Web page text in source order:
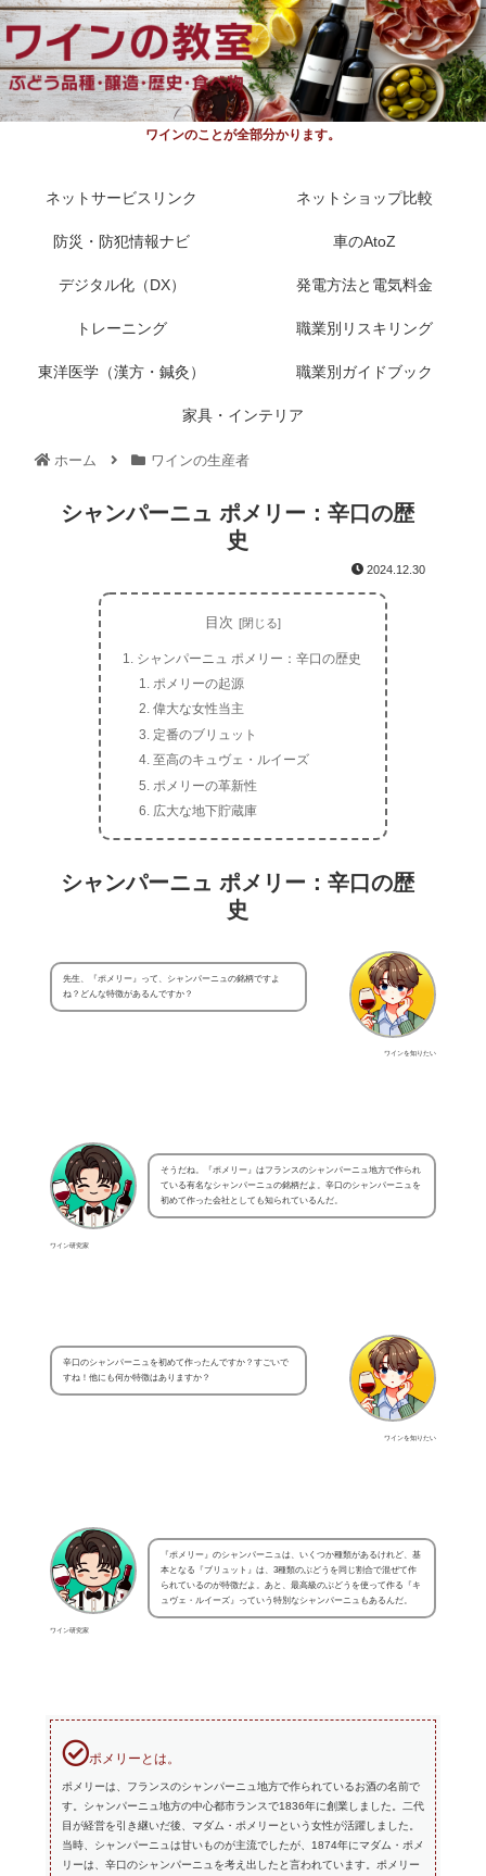
ワインのことが全部分かります。
ネットサービスリンク ネットショップ比較
防災・防犯情報ナビ 車のAtoZ
デジタル化（DX） 発電方法と電気料金
トレーニング 職業別リスキリング
東洋医学（漢方・鍼灸） 職業別ガイドブック
家具・インテリア
ホーム ワインの生産者
シャンパーニュ ポメリー：辛口の歴
史
2024.12.30
目次
シャンパーニュ ポメリー：辛口の歴史
ポメリーの起源
偉大な女性当主
定番のブリュット
至高のキュヴェ・ルイーズ
ポメリーの革新性
広大な地下貯蔵庫
シャンパーニュ ポメリー：辛口の歴
史
ワインを知りたい
先生、『ポメリー』って、シャンパーニュの銘柄ですよ
ね？どんな特徴があるんですか？
ワイン研究家
そうだね。『ポメリー』はフランスのシャンパーニュ地方で作られ
ている有名なシャンパーニュの銘柄だよ。辛口のシャンパーニュを
初めて作った会社としても知られているんだ。
ワインを知りたい
辛口のシャンパーニュを初めて作ったんですか？すごいで
すね！他にも何か特徴はありますか？
ワイン研究家
『ポメリー』のシャンパーニュは、いくつか種類があるけれど、基
本となる『ブリュット』は、3種類のぶどうを同じ割合で混ぜて作
られているのが特徴だよ。あと、最高級のぶどうを使って作る『キ
ュヴェ・ルイーズ』っていう特別なシャンパーニュもあるんだ。
ポメリーとは。
ポメリーは、フランスのシャンパーニュ地方で作られているお酒の名前で
す。シャンパーニュ地方の中心都市ランスで1836年に創業しました。二代
目が経営を引き継いだ後、マダム・ポメリーという女性が活躍しました。
当時、シャンパーニュは甘いものが主流でしたが、1874年にマダム・ポメ
リーは、辛口のシャンパーニュを考え出したと言われています。ポメリー